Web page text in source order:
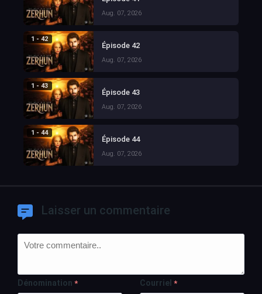
Aug. 07, 2026
1 - 42
Épisode 42
Aug. 07, 2026
1 - 43
Épisode 43
Aug. 07, 2026
1 - 44
Épisode 44
Aug. 07, 2026
Laisser un commentaire
Dénomination * Courriel *